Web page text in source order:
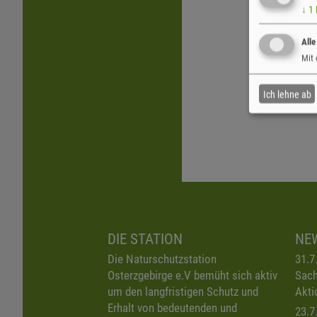
DIE STATION
Die Naturschutzstation
Osterzgebirge e.V bemüht sich aktiv
um den langfristigen Schutz und
Erhalt von bedeutenden und
↓ 1
Alle
Mit
Ich lehne ab